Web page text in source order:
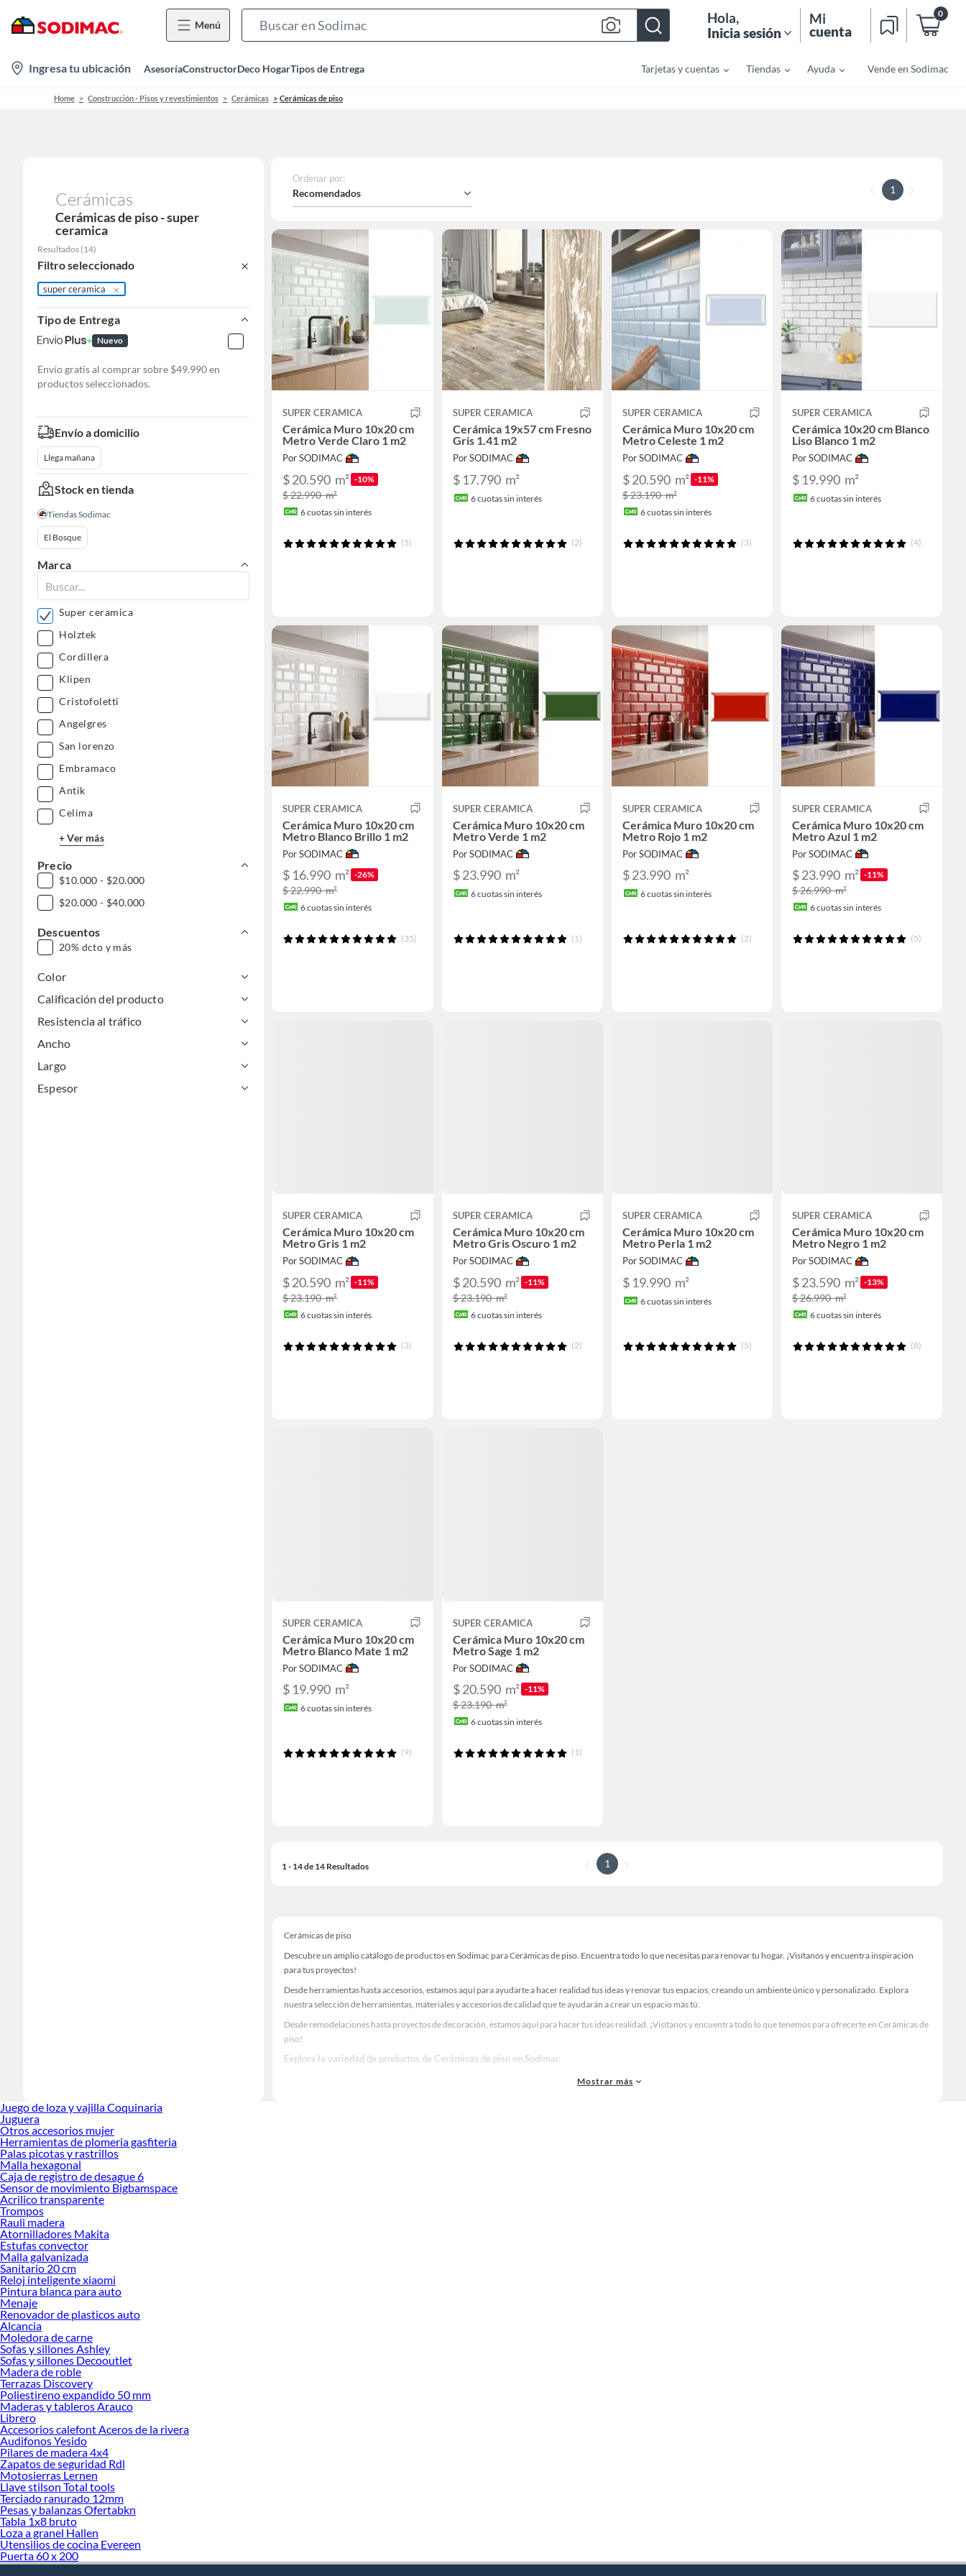
Menú
Bar
Hola,
Inicia sesión
Mi
cuenta
0
location-
icon
Ingresa tu ubicación AsesoríaConstructorDeco HogarTipos de Entrega Tarjetas y cuentas Tiendas Ayuda Vende en Sodimac
Home Construcción - Pisos y revestimientos Cerámicas Cerámicas de piso
Cerámicas
Cerámicas de piso - super
ceramica
Resultados (14)
Filtro seleccionado
super ceramica
Tipo de Entrega
Nuevo
Envío gratis al comprar sobre $49.990 en
productos seleccionados.
Envío a domicilio
Llega mañana
Stock en tienda
Tiendas Sodimac
El Bosque
Marca
Super ceramica
Holztek
Cordillera
Klipen
Cristofoletti
Angelgres
San lorenzo
Embramaco
Antik
Celima
+ Ver más
Precio
$10.000 - $20.000
$20.000 - $40.000
Descuentos
20% dcto y más
Color
Calificación del producto
Resistencia al tráfico
Ancho
Largo
Espesor
Ordenar por:
Recomendados 1
SUPER CERAMICA
Cerámica Muro 10x20 cm
Metro Verde Claro 1 m2
Por SODIMAC
$ 20.590 m² -10%
$ 22.990m²
6cuotas sin interés
(5)
SUPER CERAMICA
Cerámica 19x57 cm Fresno
Gris 1.41 m2
Por SODIMAC
$ 17.790 m²
6cuotas sin interés
(2)
SUPER CERAMICA
Cerámica Muro 10x20 cm
Metro Celeste 1 m2
Por SODIMAC
$ 20.590 m² -11%
$ 23.190m²
6cuotas sin interés
(3)
SUPER CERAMICA
Cerámica 10x20 cm Blanco
Liso Blanco 1 m2
Por SODIMAC
$ 19.990 m²
6cuotas sin interés
(4)
SUPER CERAMICA
Cerámica Muro 10x20 cm
Metro Blanco Brillo 1 m2
Por SODIMAC
$ 16.990 m² -26%
$ 22.990m²
6cuotas sin interés
(35)
SUPER CERAMICA
Cerámica Muro 10x20 cm
Metro Verde 1 m2
Por SODIMAC
$ 23.990 m²
6cuotas sin interés
(1)
SUPER CERAMICA
Cerámica Muro 10x20 cm
Metro Rojo 1 m2
Por SODIMAC
$ 23.990 m²
6cuotas sin interés
(2)
SUPER CERAMICA
Cerámica Muro 10x20 cm
Metro Azul 1 m2
Por SODIMAC
$ 23.990 m² -11%
$ 26.990m²
6cuotas sin interés
(5)
SUPER CERAMICA
Cerámica Muro 10x20 cm
Metro Gris 1 m2
Por SODIMAC
$ 20.590 m² -11%
$ 23.190m²
6cuotas sin interés
(3)
SUPER CERAMICA
Cerámica Muro 10x20 cm
Metro Gris Oscuro 1 m2
Por SODIMAC
$ 20.590 m² -11%
$ 23.190m²
6cuotas sin interés
(2)
SUPER CERAMICA
Cerámica Muro 10x20 cm
Metro Perla 1 m2
Por SODIMAC
$ 19.990 m²
6cuotas sin interés
(5)
SUPER CERAMICA
Cerámica Muro 10x20 cm
Metro Negro 1 m2
Por SODIMAC
$ 23.590 m² -13%
$ 26.990m²
6cuotas sin interés
(8)
SUPER CERAMICA
Cerámica Muro 10x20 cm
Metro Blanco Mate 1 m2
Por SODIMAC
$ 19.990 m²
6cuotas sin interés
(9)
SUPER CERAMICA
Cerámica Muro 10x20 cm
Metro Sage 1 m2
Por SODIMAC
$ 20.590 m² -11%
$ 23.190m²
6cuotas sin interés
(1)
1 - 14 de 14 Resultados 1
Cerámicas de piso
Descubre un amplio catálogo de productos en Sodimac para Cerámicas de piso. Encuentra todo lo que necesitas para renovar tu hogar. ¡Visítanos y encuentra inspiración
para tus proyectos!
Desde herramientas hasta accesorios, estamos aquí para ayudarte a hacer realidad tus ideas y renovar tus espacios, creando un ambiente único y personalizado. Explora
nuestra selección de herramientas, materiales y accesorios de calidad que te ayudarán a crear un espacio más tú.
Desde remodelaciones hasta proyectos de decoración, estamos aquí para hacer tus ideas realidad. ¡Visítanos y encuentra todo lo que tenemos para ofrecerte en Cerámicas de
piso!
Explora la variedad de productos de Cerámicas de piso en Sodimac
Herramientas, materiales y accesorios de calidad para tus proyectos y renovación de espacios. ¡Visítanos y descubre todo lo que tenemos para ofrecerte!
Mostrar más
Juego de loza y vajilla Coquinaria
Juguera
Otros accesorios mujer
Herramientas de plomeria gasfiteria
Palas picotas y rastrillos
Malla hexagonal
Caja de registro de desague 6
Sensor de movimiento Bigbamspace
Acrilico transparente
Trompos
Rauli madera
Atornilladores Makita
Estufas convector
Malla galvanizada
Sanitario 20 cm
Reloj inteligente xiaomi
Pintura blanca para auto
Menaje
Renovador de plasticos auto
Alcancia
Moledora de carne
Sofas y sillones Ashley
Sofas y sillones Decooutlet
Madera de roble
Terrazas Discovery
Poliestireno expandido 50 mm
Maderas y tableros Arauco
Librero
Accesorios calefont Aceros de la rivera
Audifonos Yesido
Pilares de madera 4x4
Zapatos de seguridad Rdl
Motosierras Lernen
Llave stilson Total tools
Terciado ranurado 12mm
Pesas y balanzas Ofertabkn
Tabla 1x8 bruto
Loza a granel Hallen
Utensilios de cocina Evereen
Puerta 60 x 200